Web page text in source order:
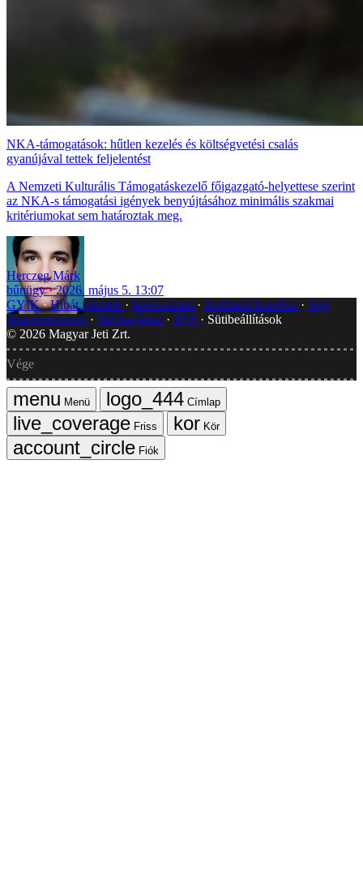
NKA-támogatások: hűtlen kezelés és költségvetési csalás
gyanújával tettek feljelentést
A Nemzeti Kulturális Támogatáskezelő főigazgató-helyettese szerint
az NKA-s támogatási igények benyújtásához minimális szakmai
kritériumokat sem határoztak meg.
Herczeg Márk
bűnügy
2026. május 5. 13:07
GYIK Hibát jelentek Impresszum Javítások kezelése
Jogi
dokumentumok
Médiaajánlat RSS
Sütibeállítások
© 2026 Magyar Jeti Zrt.
Vége
Menü
Címlap
Friss
Kör
Fiók